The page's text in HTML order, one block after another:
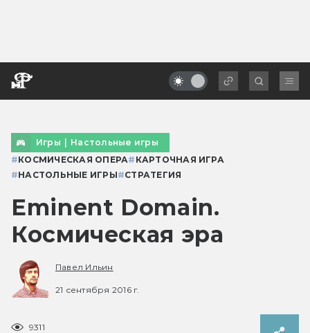
Игры | Настольные игры
#КОСМИЧЕСКАЯ ОПЕРА# КАРТОЧНАЯ ИГРА
#НАСТОЛЬНЫЕ ИГРЫ#СТРАТЕГИЯ
Eminent Domain.
Космическая эра
Павел Ильин
21 сентября 2016 г.
9311